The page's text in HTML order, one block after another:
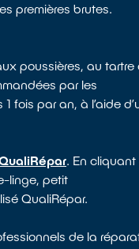
premières brutes.
poussières, au tartre
par les
fois par an, à l’aide
. En cliquant
linge, petit
QualiRépar.
de la